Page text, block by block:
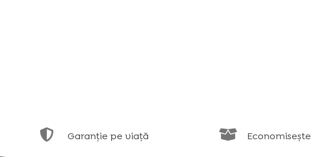
 Garanție pe viață 